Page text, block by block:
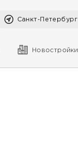
Санкт-Петербург
Новостройки